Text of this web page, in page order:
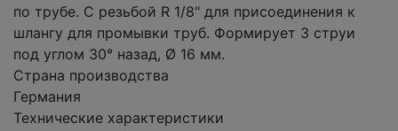
по трубе. С резьбой R 1/8" для присоединения к
шлангу для промывки труб. Формирует 3 струи
под углом 30° назад, Ø 16 мм.
Страна производства
Германия
Технические характеристики